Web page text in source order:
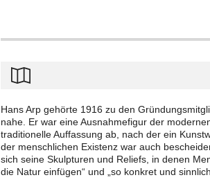
Hans Arp gehörte 1916 zu den
nahe. Er war eine Ausnahmefigur der
traditionelle Auffassung ab, nach der ein
der menschlichen Existenz war auch
sich seine Skulpturen und Reliefs, in denen
die Natur einfügen“ und „so konkret und